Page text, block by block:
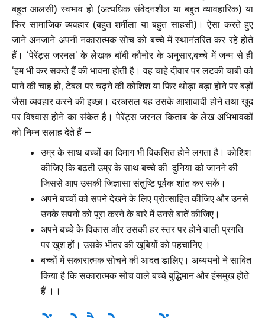
बहुत आलसी) स्वभाव हो (अत्यधिक संवेदनशील या बहुत व्यावहारिक) या
फिर सामाजिक व्यवहार (बहुत शर्मीला या बहुत साहसी)। ऐसा करते हुए
जाने अनजाने अपनी नकारात्मक सोच को बच्चे में स्थानंतरित कर रहे होते
हैं। ‘पेरेंट्स जरनल’ के लेखक बॉबी कौनोर के अनुसार,बच्चे में जन्म से ही
‘हम भी कर सकते हैं की भावना होती है। वह चाहे दीवार पर लटकी चाबी को
पाने की चाह हो, टेबल पर चढ़ने की कोशिश या फिर थोड़ा बड़ा होने पर बड़ों
जैसा व्यवहार करने की इच्छा। दरअसल यह उसके आशावादी होने तथा खुद
पर विश्वास होने का संकेत है। पेरेंट्स जरनल किताब के लेख अभिभावकों
को निम्न सलाह देते हैं –
उम्र के साथ बच्चों का दिमाग भी विकसित होने लगता है। कोशिश
कीजिए कि बढ़ती उम्र के साथ बच्चे की दुनिया को जानने की
जिससे आपउसकीजिज्ञासा संतुष्टि पूर्वक शांत कर सकें।
अपने बच्चों को सपने देखने के लिए प्रोत्साहित कीजिए और उनसे
उनके सपनों को पूरा करने के बारे में उनसे बातें कीजिए।
अपने बच्चे के विकास और उसकी हर स्तर पर होने वाली प्रगति
पर खुश हों। उसके भीतर की खूबियों को पहचानिए ।
बच्चों में सकारात्मक सोचने की आदत डालिए। अध्ययनों ने साबित
किया है कि सकारात्मक सोच वाले बच्चे बुद्धिमान और हंसमुख होते
हैं ।।